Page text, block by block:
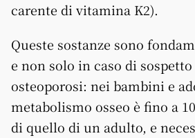
carente di vitamina K2).
Queste sostanze sono
e non solo in caso di
osteoporosi: nei bambini e
metabolismo osseo è fino a
di quello di un adulto, e